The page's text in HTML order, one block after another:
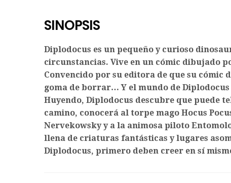
SINOPSIS
Diplodocus es un pequeño y curioso
circunstancias. Vive en un cómic dibujado
Convencido por su editora de que su cómic
goma de borrar… Y el mundo de
Huyendo, Diplodocus descubre que puede
camino, conocerá al torpe mago Hocus
Nervekowsky y a la animosa piloto
llena de criaturas fantásticas y lugares
Diplodocus, primero deben creer en sí